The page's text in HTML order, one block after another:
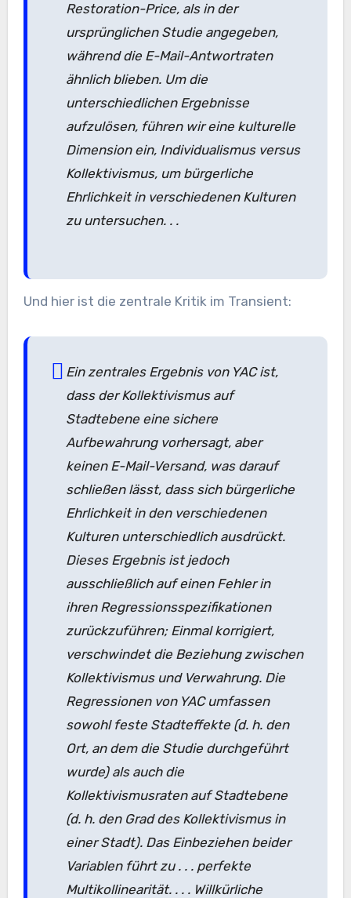
Restoration-Price, als in der
ursprünglichen Studie angegeben,
während die E-Mail-Antwortraten
ähnlich blieben. Um die
unterschiedlichen Ergebnisse
aufzulösen, führen wir eine kulturelle
Dimension ein, Individualismus versus
Kollektivismus, um bürgerliche
Ehrlichkeit in verschiedenen Kulturen
zu untersuchen. . .
Und hier ist die zentrale Kritik im Transient:
Ein zentrales Ergebnis von YAC ist,
dass der Kollektivismus auf
Stadtebene eine sichere
Aufbewahrung vorhersagt, aber
keinen E-Mail-Versand, was darauf
schließen lässt, dass sich bürgerliche
Ehrlichkeit in den verschiedenen
Kulturen unterschiedlich ausdrückt.
Dieses Ergebnis ist jedoch
ausschließlich auf einen Fehler in
ihren Regressionsspezifikationen
zurückzuführen; Einmal korrigiert,
verschwindet die Beziehung zwischen
Kollektivismus und Verwahrung. Die
Regressionen von YAC umfassen
sowohl feste Stadteffekte (d. h. den
Ort, an dem die Studie durchgeführt
wurde) als auch die
Kollektivismusraten auf Stadtebene
(d. h. den Grad des Kollektivismus in
einer Stadt). Das Einbeziehen beider
Variablen führt zu . . . perfekte
Multikollinearität. . . . Willkürliche